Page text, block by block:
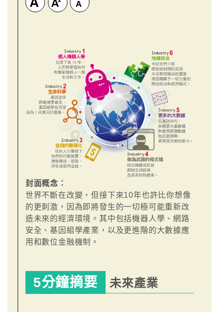
封面概念：
世界不斷在改變，但接下來10年也許比你想像
的更刺激，因為即將發生的一切極可能重新改
造未來的經濟環境。其中包括機器人學、網路
安全、基因組學產業，以及更進階的大數據應
用和數位金融機制。
5分鐘摘要 未來產業